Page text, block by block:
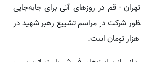
- قم در روزهای آتی برای جابه‌جایی
منظور شرکت در مراسم تشییع رهبر شهید در